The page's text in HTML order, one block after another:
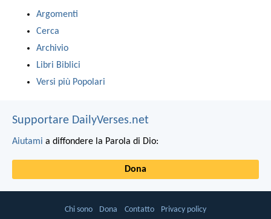
Argomenti
Cerca
Archivio
Libri Biblici
Versi più Popolari
Supportare DailyVerses.net
Aiutami a diffondere la Parola di Dio:
Dona
Chi sono Dona Contatto Privacy policy